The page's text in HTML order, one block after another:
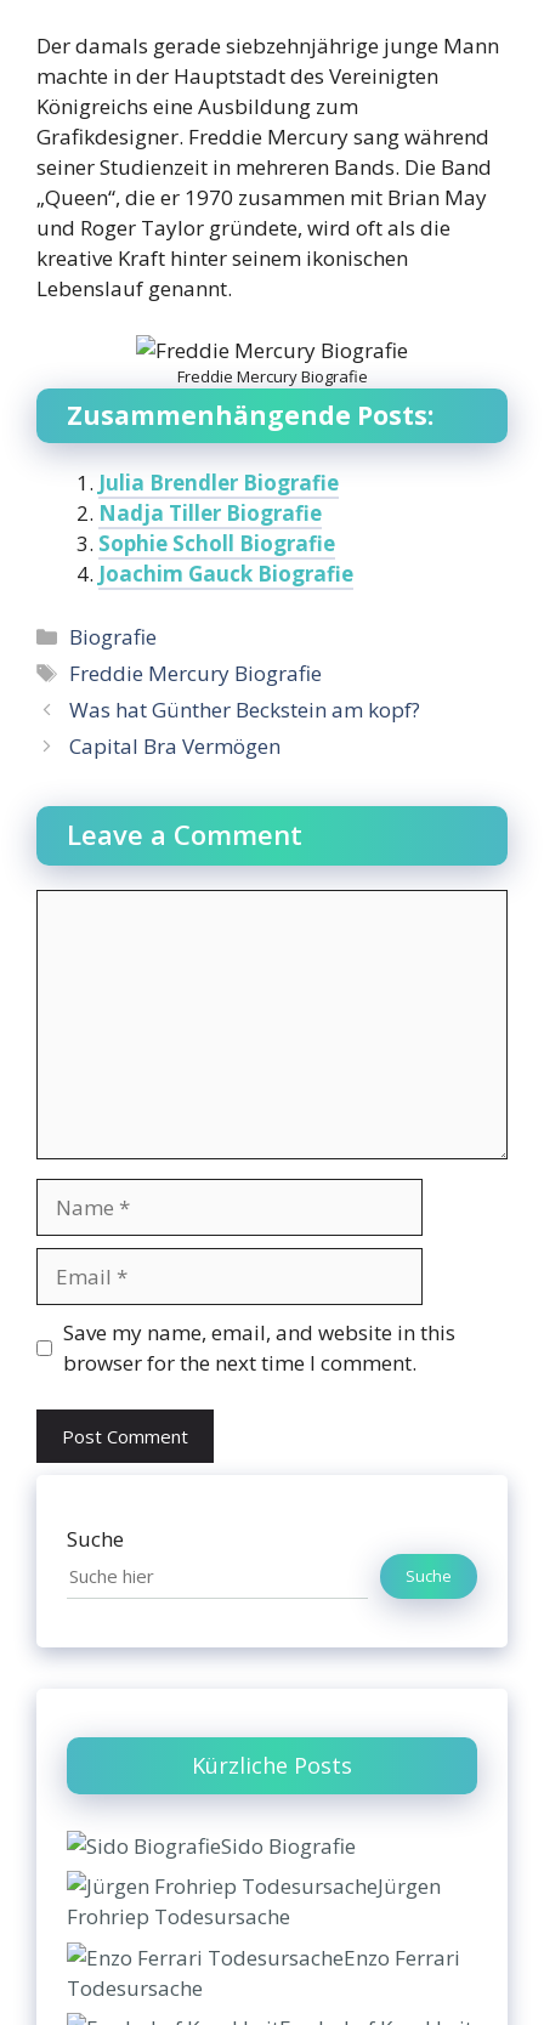
Der damals gerade siebzehnjährige junge Mann
machte in der Hauptstadt des Vereinigten
Königreichs eine Ausbildung zum
Grafikdesigner. Freddie Mercury sang während
seiner Studienzeit in mehreren Bands. Die Band
„Queen“, die er 1970 zusammen mit Brian May
und Roger Taylor gründete, wird oft als die
kreative Kraft hinter seinem ikonischen
Lebenslauf genannt.
Freddie Mercury Biografie
Zusammenhängende Posts:
Julia Brendler Biografie
Nadja Tiller Biografie
Sophie Scholl Biografie
Joachim Gauck Biografie
Categories
Biografie
Tags
Freddie Mercury Biografie
Was hat Günther Beckstein am kopf?
Capital Bra Vermögen
Leave a Comment
Website
Save my name, email, and website in this
browser for the next time I comment.
Suche
Suche
Kürzliche Posts
Sido Biografie
Jürgen
Frohriep Todesursache
Enzo Ferrari
Todesursache